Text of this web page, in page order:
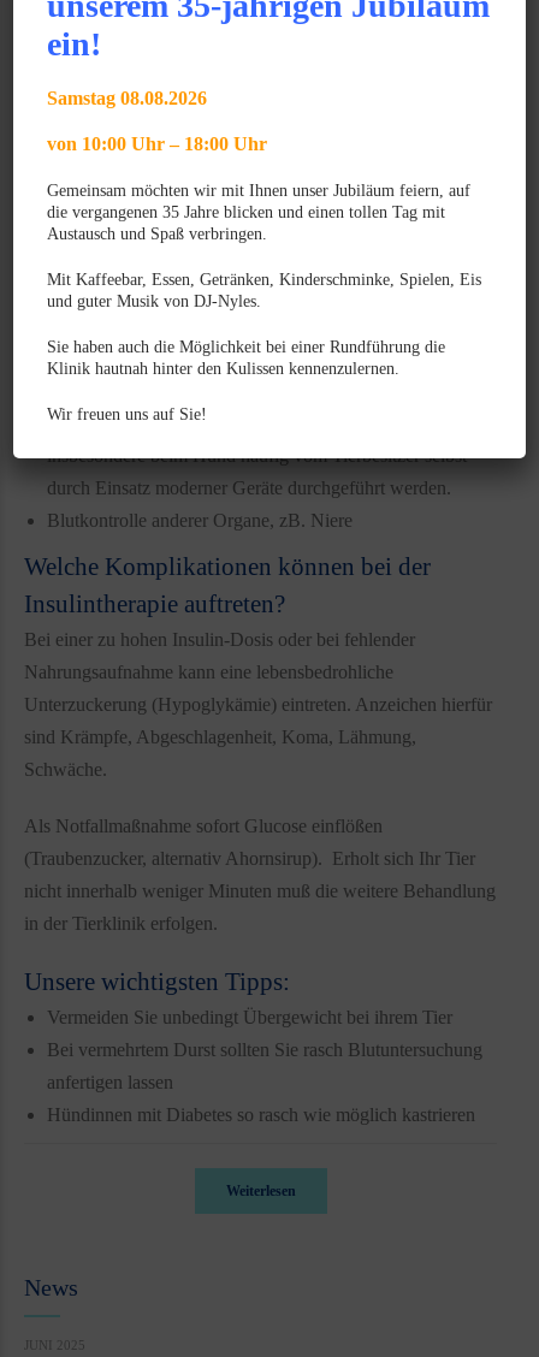
wirkungsvolle Therapie
Wie ist die tierärztliche Überwachung?
während der letzten 10-14 Tage. In unserer Klinik kann
dieser Wert innerhalb 15 Minuten gemessen werden.
Analyse können wir innerhalb weniger Minuten
Aufzeichungen: Appetit, Insulinmenge, Fütterungszeiten,
Blutzuckerkurve: Die Überprüfung des Blutzuckers kann
insbesondere beim Hund häufig vom Tierbesitzer selbst
durch Einsatz moderner Geräte durchgeführt werden.
Blutkontrolle anderer Organe, zB. Niere
Welche Komplikationen können bei der
Insulintherapie auftreten?
Bei einer zu hohen Insulin-Dosis oder bei fehlender
Nahrungsaufnahme kann eine lebensbedrohliche
Unterzuckerung (Hypoglykämie) eintreten. Anzeichen hierfür
sind Krämpfe, Abgeschlagenheit, Koma, Lähmung,
Schwäche.
Als Notfallmaßnahme sofort Glucose einflößen
(Traubenzucker, alternativ Ahornsirup). Erholt sich Ihr Tier
nicht innerhalb weniger Minuten muß die weitere Behandlung
in der Tierklinik erfolgen.
Unsere wichtigsten Tipps:
Vermeiden Sie unbedingt Übergewicht bei ihrem Tier
Bei vermehrtem Durst sollten Sie rasch Blutuntersuchung
anfertigen lassen
Hündinnen mit Diabetes so rasch wie möglich kastrieren
Weiterlesen
News
JUNI 2025
ein!
Samstag 08.08.2026
von 10:00 Uhr – 18:00 Uhr
Gemeinsam möchten wir mit Ihnen unser Jubiläum feiern, auf
die vergangenen 35 Jahre blicken und einen tollen Tag mit
Austausch und Spaß verbringen.
Mit Kaffeebar, Essen, Getränken, Kinderschminke, Spielen, Eis
und guter Musik von DJ-Nyles.
Sie haben auch die Möglichkeit bei einer Rundführung die
Klinik hautnah hinter den Kulissen kennenzulernen.
Wir freuen uns auf Sie!